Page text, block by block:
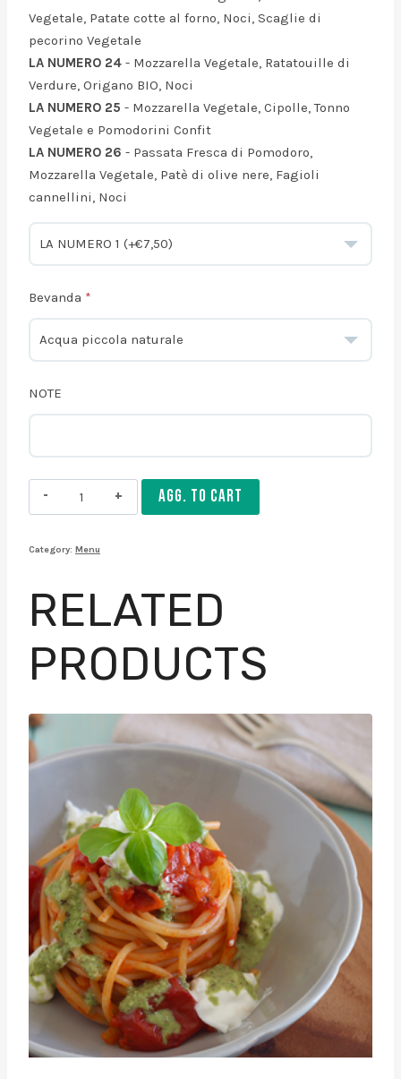
Vegetale, Patate cotte al forno, Noci, Scaglie di
pecorino Vegetale
LA NUMERO 24 - Mozzarella Vegetale, Ratatouille di
Verdure, Origano BIO, Noci
LA NUMERO 25 - Mozzarella Vegetale, Cipolle, Tonno
Vegetale e Pomodorini Confit
LA NUMERO 26 - Passata Fresca di Pomodoro,
Mozzarella Vegetale, Patè di olive nere, Fagioli
cannellini, Noci
Bevanda
NOTE
Menu
Pinsa
AGG. TO CART
Category: Menu
RELATED
PRODUCTS